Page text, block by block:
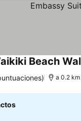
Beach
a 0.2